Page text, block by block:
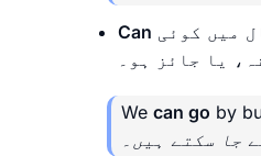
Can میں کوئی
یا جائز ہو۔
We can go by
جا سکتے ہیں۔